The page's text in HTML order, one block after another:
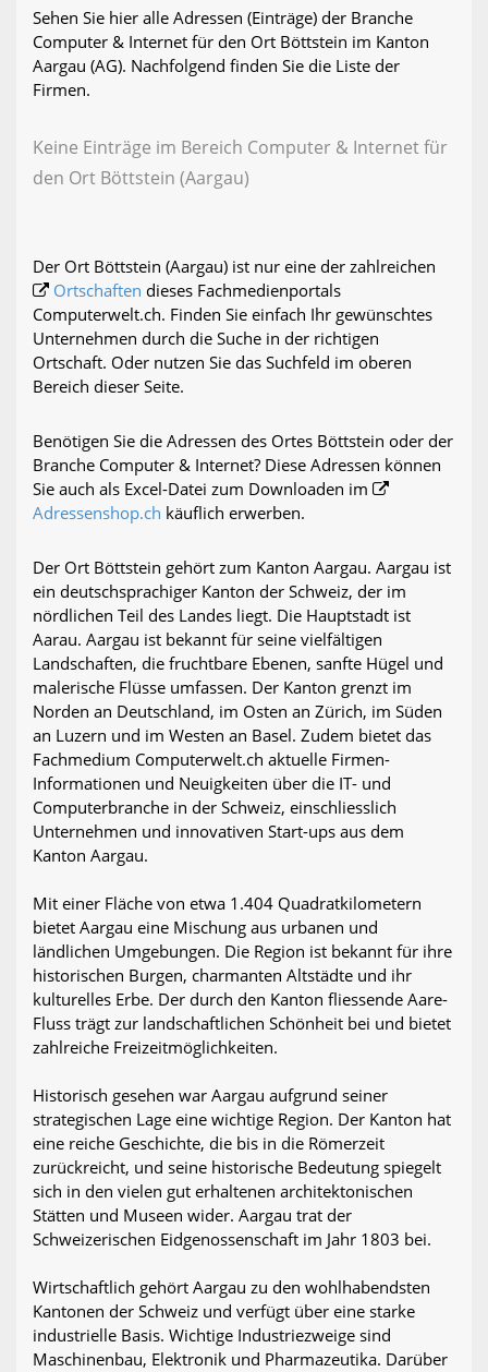
Sehen Sie hier alle Adressen (Einträge) der Branche
Computer & Internet für den Ort Böttstein im Kanton
Aargau (AG). Nachfolgend finden Sie die Liste der
Firmen.
Keine Einträge im Bereich Computer & Internet für
den Ort Böttstein (Aargau)
Der Ort Böttstein (Aargau) ist nur eine der zahlreichen
Ortschaften dieses Fachmedienportals
Computerwelt.ch. Finden Sie einfach Ihr gewünschtes
Unternehmen durch die Suche in der richtigen
Ortschaft. Oder nutzen Sie das Suchfeld im oberen
Bereich dieser Seite.
Benötigen Sie die Adressen des Ortes Böttstein oder der
Branche Computer & Internet? Diese Adressen können
Sie auch als Excel-Datei zum Downloaden im
Adressenshop.ch käuflich erwerben.
Der Ort Böttstein gehört zum Kanton Aargau. Aargau ist
ein deutschsprachiger Kanton der Schweiz, der im
nördlichen Teil des Landes liegt. Die Hauptstadt ist
Aarau. Aargau ist bekannt für seine vielfältigen
Landschaften, die fruchtbare Ebenen, sanfte Hügel und
malerische Flüsse umfassen. Der Kanton grenzt im
Norden an Deutschland, im Osten an Zürich, im Süden
an Luzern und im Westen an Basel. Zudem bietet das
Fachmedium Computerwelt.ch aktuelle Firmen-
Informationen und Neuigkeiten über die IT- und
Computerbranche in der Schweiz, einschliesslich
Unternehmen und innovativen Start-ups aus dem
Kanton Aargau.
Mit einer Fläche von etwa 1.404 Quadratkilometern
bietet Aargau eine Mischung aus urbanen und
ländlichen Umgebungen. Die Region ist bekannt für ihre
historischen Burgen, charmanten Altstädte und ihr
kulturelles Erbe. Der durch den Kanton fliessende Aare-
Fluss trägt zur landschaftlichen Schönheit bei und bietet
zahlreiche Freizeitmöglichkeiten.
Historisch gesehen war Aargau aufgrund seiner
strategischen Lage eine wichtige Region. Der Kanton hat
eine reiche Geschichte, die bis in die Römerzeit
zurückreicht, und seine historische Bedeutung spiegelt
sich in den vielen gut erhaltenen architektonischen
Stätten und Museen wider. Aargau trat der
Schweizerischen Eidgenossenschaft im Jahr 1803 bei.
Wirtschaftlich gehört Aargau zu den wohlhabendsten
Kantonen der Schweiz und verfügt über eine starke
industrielle Basis. Wichtige Industriezweige sind
Maschinenbau, Elektronik und Pharmazeutika. Darüber